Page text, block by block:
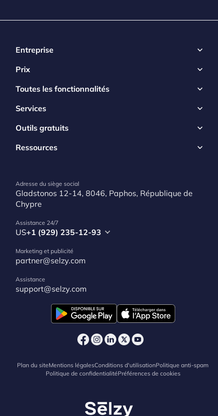
Entreprise
Prix
Toutes les fonctionnalités
Services
Outils gratuits
Ressources
Adresse du siège social
Gladstonos 12-14, 8046, Paphos, République de
Chypre
Assistance 24/7
US+1 (929) 235-12-93
Marketing et publicité
partner@selzy.com
Assistance
support@selzy.com
Plan du siteMentions légalesConditions d'utilisationPolitique anti-spam
Politique de confidentialitéPréférences de cookies